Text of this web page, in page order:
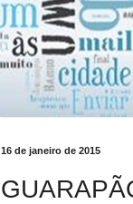
16 de janeiro de 2015